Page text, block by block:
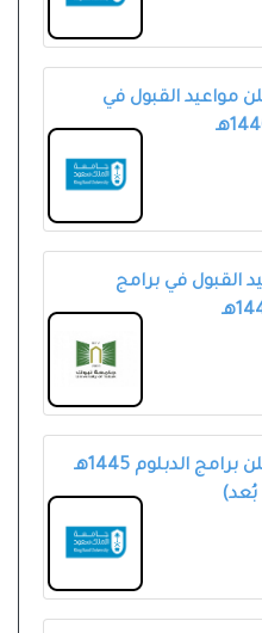
مواعيد القبول في
القبول في برامج
جامعة الملك سعود تعلن برامج الدبلوم 1445هـ
بُعد)